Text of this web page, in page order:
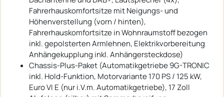
Fahrerhauskomfortsitze mit Neigungs- und
Höhenverstellung (vorn / hinten),
Fahrerhauskomfortsitze in Wohnraumstoff bezogen
inkl. gepolsterten Armlehnen, Elektrikvorbereitung
Anhängekupplung inkl. Anhängersteckdose)
Chassis-Plus-Paket (Automatikgetriebe 9G-TRONIC
inkl. Hold-Funktion, Motorvariante 170 PS / 125 kW,
Euro VI E (nur i.V.m. Automatikgetriebe), 17 Zoll